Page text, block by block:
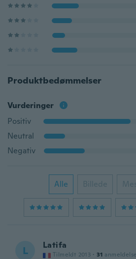
Produktbedømmelser
Vurderinger
Positiv
Neutral
Negativ
Alle Billede
L Latifa
Tilmeldt 2013 · 31